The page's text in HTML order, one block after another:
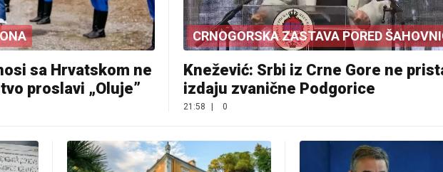
sa Hrvatskom ne
proslavi „Oluje”
CRNOGORSKA ZASTAVA PORED
Knežević: Srbi iz Crne Gore ne
izdaju zvanične Podgorice
21:58 | 0